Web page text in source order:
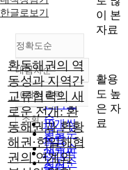
한글로보기
정확도순
정확도
순
인기도
순
연도순
제목순
저자순
내림차순
내림차순
10개씩 출력
10개씩
출력
20개씩
조회
환동해권의 역
동성과 지역간
교류협력의 새
로운 전개: 환
동해권과 환황
해권·한일해협
권의 연계와
이 본
자료
활용
도 높
은 자
료